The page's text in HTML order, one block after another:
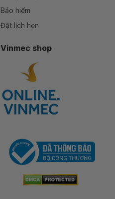
Bảo hiểm
Đặt lịch hẹn
Vinmec shop